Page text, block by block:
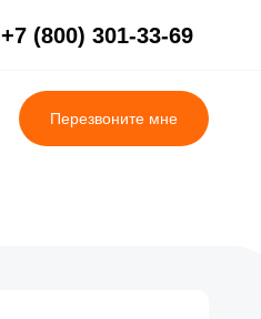
+7 (800) 301-33-69
Перезвоните мне